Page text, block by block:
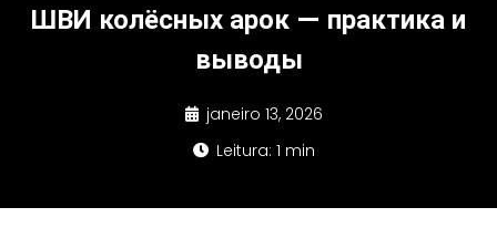
ШВИ колёсных арок — практика и
выводы
janeiro 13, 2026
Leitura: 1 min